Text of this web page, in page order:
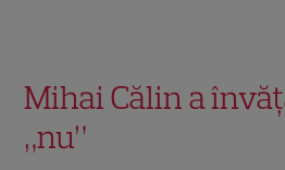
Mihai Călin a
„nu”